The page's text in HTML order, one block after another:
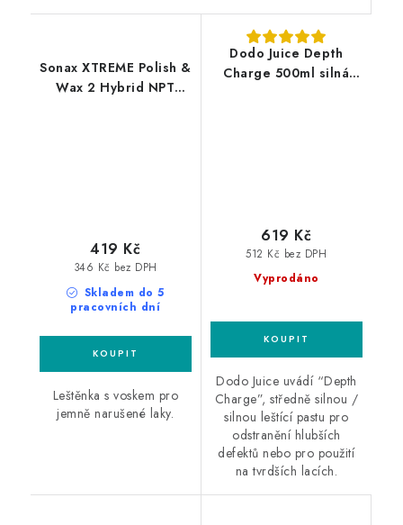
Sonax XTREME Polish &
Wax 2 Hybrid NPT
Skladem do 5
pracovních dní
346 Kč bez DPH
419 Kč
Leštěnka s voskem pro
jemně narušené laky.
Dodo Juice Depth
Charge 500ml silná
Vyprodáno
512 Kč bez DPH
619 Kč
Dodo Juice uvádí “Depth
Charge”, středně silnou /
silnou leštící pastu pro
odstranění hlubších
defektů nebo pro použití
na tvrdších lacích.